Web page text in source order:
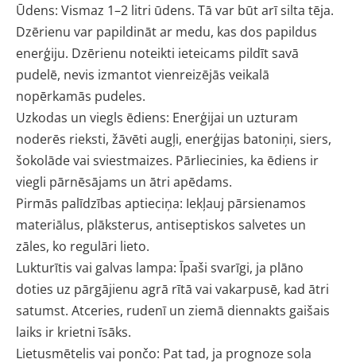
Ūdens: Vismaz 1–2 litri ūdens. Tā var būt arī silta tēja.
Dzērienu var papildināt ar medu, kas dos papildus
enerģiju. Dzērienu noteikti ieteicams pildīt savā
pudelē, nevis izmantot vienreizējās veikalā
nopērkamās pudeles.
Uzkodas un viegls ēdiens: Enerģijai un uzturam
noderēs rieksti, žāvēti augļi, enerģijas batoniņi, siers,
šokolāde vai sviestmaizes. Pārliecinies, ka ēdiens ir
viegli pārnēsājams un ātri apēdams.
Pirmās palīdzības aptieciņa: Iekļauj pārsienamos
materiālus, plāksterus, antiseptiskos salvetes un
zāles, ko regulāri lieto.
Lukturītis vai galvas lampa: Īpaši svarīgi, ja plāno
doties uz pārgājienu agrā rītā vai vakarpusē, kad ātri
satumst. Atceries, rudenī un ziemā diennakts gaišais
laiks ir krietni īsāks.
Lietusmētelis vai pončo: Pat tad, ja prognoze sola